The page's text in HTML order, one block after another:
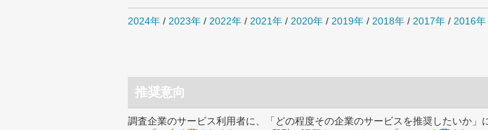
2024年 / 2023年 / 2022年 / 2021年 / 2020年 / 2019年 / 2018年 / 2017年 / 2016年
推奨意向
調査企業のサービス利用者に、「どの程度その企業のサービスを推奨したいか」